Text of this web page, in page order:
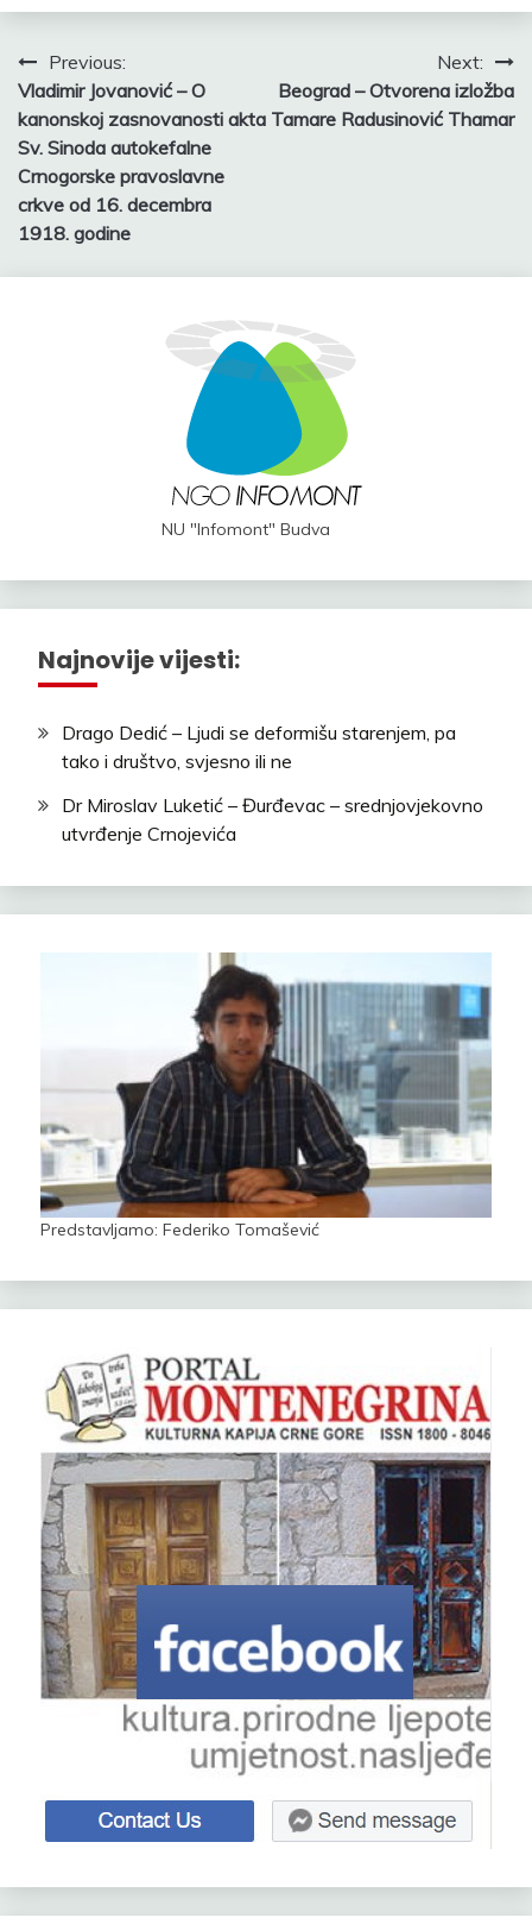
Post
navigation
Previous:
Vladimir Jovanović – O
kanonskoj zasnovanosti akta
Sv. Sinoda autokefalne
Crnogorske pravoslavne
crkve od 16. decembra
1918. godine
Next:
Beograd – Otvorena izložba
Tamare Radusinović Thamar
NU "Infomont" Budva
Najnovije vijesti:
Drago Dedić – Ljudi se deformišu starenjem, pa
tako i društvo, svjesno ili ne
Dr Miroslav Luketić – Đurđevac – srednjovjekovno
utvrđenje Crnojevića
Predstavljamo: Federiko Tomašević